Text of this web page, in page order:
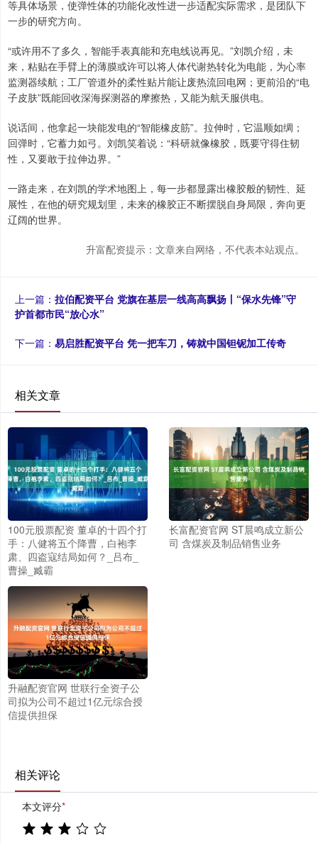
等具体场景，使弹性体的功能化改性进一步适配实际需求，是团队下
一步的研究方向。
“或许用不了多久，智能手表真能和充电线说再见。”刘凯介绍，未
来，粘贴在手臂上的薄膜或许可以将人体代谢热转化为电能，为心率
监测器续航；工厂管道外的柔性贴片能让废热流回电网；更前沿的“电
子皮肤”既能回收深海探测器的摩擦热，又能为航天服供电。
说话间，他拿起一块能发电的“智能橡皮筋”。拉伸时，它温顺如绸；
回弹时，它蓄力如弓。刘凯笑着说：“科研就像橡胶，既要守得住韧
性，又要敢于拉伸边界。”
一路走来，在刘凯的学术地图上，每一步都显露出橡胶般的韧性、延
展性，在他的研究规划里，未来的橡胶正不断摆脱自身局限，奔向更
辽阔的世界。
升富配资提示：文章来自网络，不代表本站观点。
上一篇： 拉伯配资平台 党旗在基层一线高高飘扬丨“保水先锋”守
护首都市民“放心水”
下一篇： 易启胜配资平台 凭一把车刀，铸就中国钽铌加工传奇
相关文章
100元股票配资 董卓的十四个打
手：八健将五个降曹，白袍李
肃、四盗寇结局如何？_吕布_
曹操_臧霸
长富配资官网 ST晨鸣成立新公
司 含煤炭及制品销售业务
升融配资官网 世联行全资子公
司拟为公司不超过1亿元综合授
信提供担保
相关评论
本文评分*